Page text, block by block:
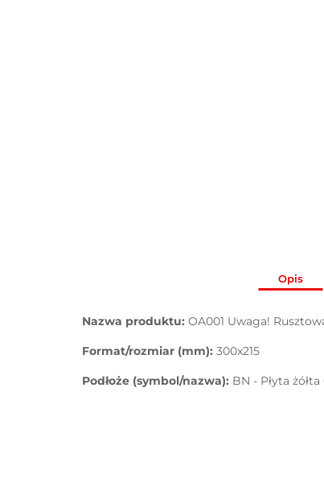
Opis
Nazwa produktu: OA001 Uwaga!
Format/rozmiar (mm): 300x215
Podłoże (symbol/nazwa): BN - Płyta